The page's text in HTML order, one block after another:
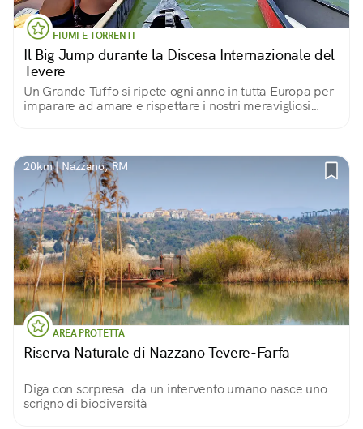
FIUMI E TORRENTI
Il Big Jump durante la Discesa Internazionale del
Tevere
Un Grande Tuffo si ripete ogni anno in tutta Europa per
imparare ad amare e rispettare i nostri meravigliosi
20km | Nazzano, RM
AREA PROTETTA
Riserva Naturale di Nazzano Tevere-Farfa
Diga con sorpresa: da un intervento umano nasce uno
scrigno di biodiversità